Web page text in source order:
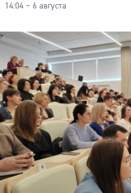
14:04 – 6 августа